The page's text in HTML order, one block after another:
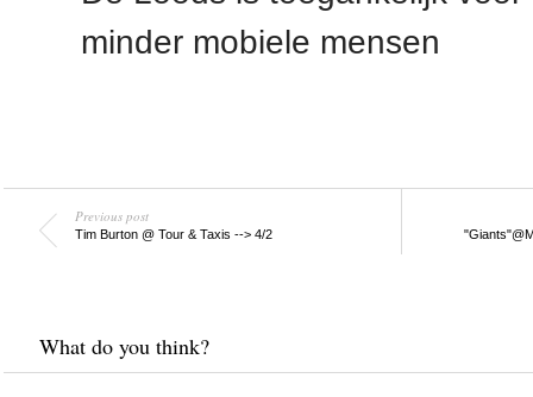
minder mobiele mensen
Previous post
Tim Burton @ Tour & Taxis --> 4/2
What do you think?